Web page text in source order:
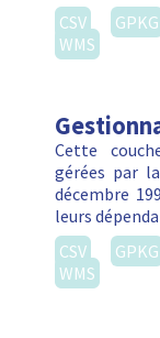
CSV
GPKG
WMS
Cette
gérées par
décembre
leurs
CSV
GPKG
WMS